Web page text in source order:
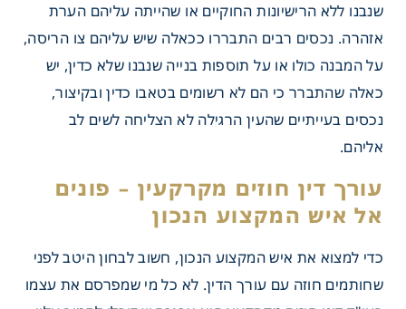
שנבנו ללא הרישיונות החוקיים או שהייתה עליהם הערת
אזהרה. נכסים רבים התבררו ככאלה שיש עליהם צו הריסה,
על המבנה כולו או על תוספות בנייה שנבנו שלא כדין, יש
כאלה שהתברר כי הם לא רשומים בטאבו כדין ובקיצור,
נכסים בעייתיים שהעין הרגילה לא הצליחה לשים לב
אליהם.
כדי למצוא את איש המקצוע הנכון, חשוב לבחון היטב לפני
שחותמים חוזה עם עורך הדין. לא כל מי שמפרסם את עצמו